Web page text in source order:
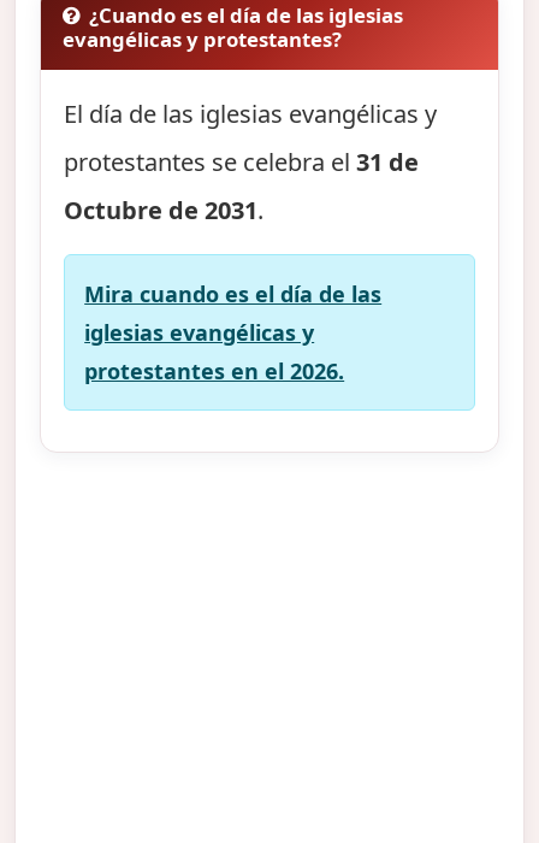
¿Cuando es el día de las iglesias
evangélicas y protestantes?
El día de las iglesias evangélicas y
protestantes se celebra el31 de
Octubre de 2031.
Mira cuando es el día de las
iglesias evangélicas y
protestantes en el 2026.